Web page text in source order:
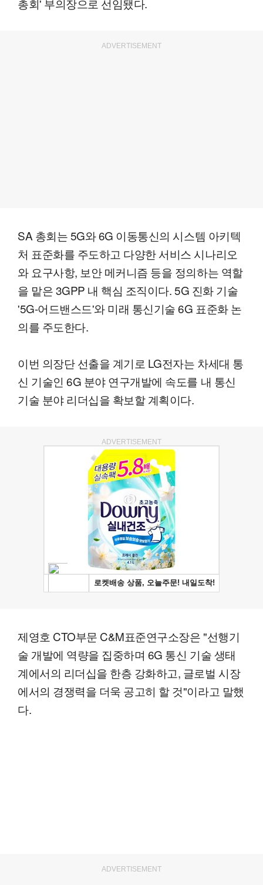
총회' 부의장으로 선임됐다.
ADVERTISEMENT
SA 총회는 5G와 6G 이동통신의 시스템 아키텍
처 표준화를 주도하고 다양한 서비스 시나리오
와 요구사항, 보안 메커니즘 등을 정의하는 역할
을 맡은 3GPP 내 핵심 조직이다. 5G 진화 기술
'5G-어드밴스드'와 미래 통신기술 6G 표준화 논
의를 주도한다.
이번 의장단 선출을 계기로 LG전자는 차세대 통
신 기술인 6G 분야 연구개발에 속도를 내 통신
기술 분야 리더십을 확보할 계획이다.
ADVERTISEMENT
제영호 CTO부문 C&M표준연구소장은 "선행기
술 개발에 역량을 집중하며 6G 통신 기술 생태
계에서의 리더십을 한층 강화하고, 글로벌 시장
에서의 경쟁력을 더욱 공고히 할 것"이라고 말했
다.
ADVERTISEMENT